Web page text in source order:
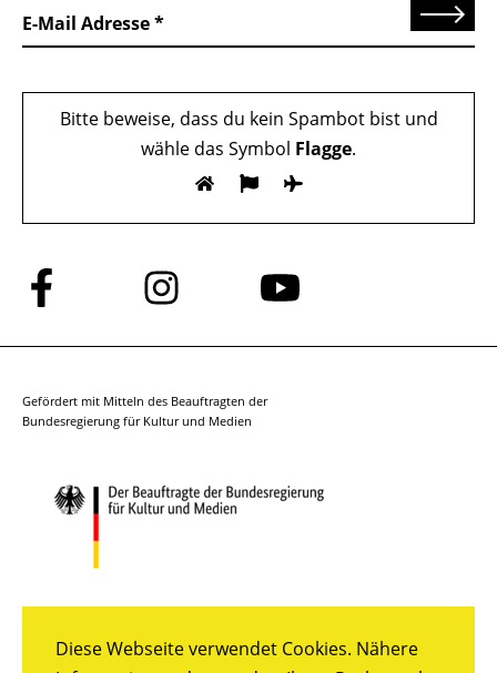
Diese Webseite verwendet Cookies. Nähere
E-Mail Adresse Senden
Bitte beweise, dass du kein Spambot bist und
wähle das Symbol Flagge.
Folge
uns
auf
Folge
uns
auf
Folge
auf
Gefördert mit Mitteln des Beauftragten der
Bundesregierung für Kultur und Medien